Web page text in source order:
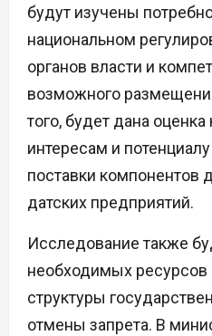
будут изучены
национальном
органов власти и
возможного
того, будет дана
интересам и
поставки
датских предприятий.
Исследование также
необходимых ресурсов
структуры
отмены запрета. В